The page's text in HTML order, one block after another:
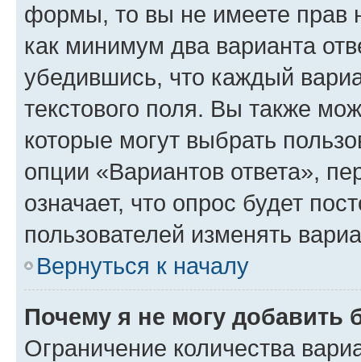
формы, то вы не имеете прав
как минимум два варианта
убедившись, что каждый
текстового поля. Вы также
которые могут выбрать
опции «Вариантов ответа»,
означает, что опрос будет
пользователей изменять
Вернуться к началу
Почему я не могу добавить
Ограничение количества